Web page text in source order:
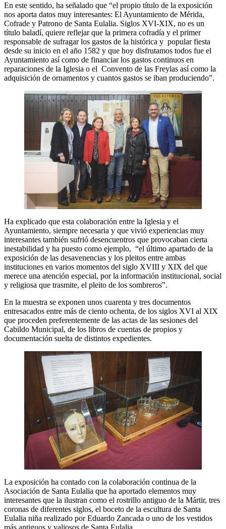
En este sentido, ha señalado que “el propio título de la exposición
nos aporta datos muy interesantes: El Ayuntamiento de Mérida,
Cofrade y Patrono de Santa Eulalia. Siglos XVI-XIX, no es un
título baladí, quiere reflejar que la primera cofradía y el primer
responsable de sufragar los gastos de la histórica y popular fiesta
desde su inicio en el año 1582 y que hoy disfrutamos todos fue el
Ayuntamiento así como de financiar los gastos continuos en
reparaciones de la Iglesia o el Convento de las Freylas así como la
adquisición de ornamentos y cuantos gastos se iban produciendo”.
Ha explicado que esta colaboración entre la Iglesia y el
Ayuntamiento, siempre necesaria y que vivió experiencias muy
interesantes también sufrió desencuentros que provocaban cierta
inestabilidad y ha puesto como ejemplo, “el último apartado de la
exposición de las desavenencias y los pleitos entre ambas
instituciones en varios momentos del siglo XVIII y XIX del que
merece una atención especial, por la información institucional, social
y religiosa que trasmite, el pleito de los sombreros”.
En la muestra se exponen unos cuarenta y tres documentos
entresacados entre más de ciento ochenta, de los siglos XVI al XIX
que proceden preferentemente de las actas de las sesiones del
Cabildo Municipal, de los libros de cuentas de propios y
documentación suelta de distintos expedientes.
La exposición ha contado con la colaboración continua de la
Asociación de Santa Eulalia que ha aportado elementos muy
interesantes que la ilustran como el rostrillo antiguo de la Mártir, tres
coronas de diferentes siglos, el boceto de la escultura de Santa
Eulalia niña realizado por Eduardo Zancada o uno de los vestidos